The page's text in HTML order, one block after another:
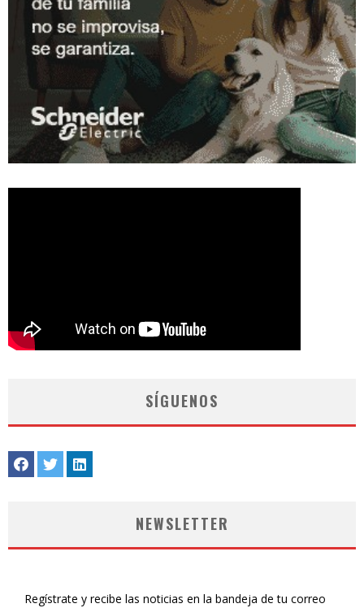
SÍGUENOS
NEWSLETTER
Regístrate y recibe las noticias en la bandeja de tu correo